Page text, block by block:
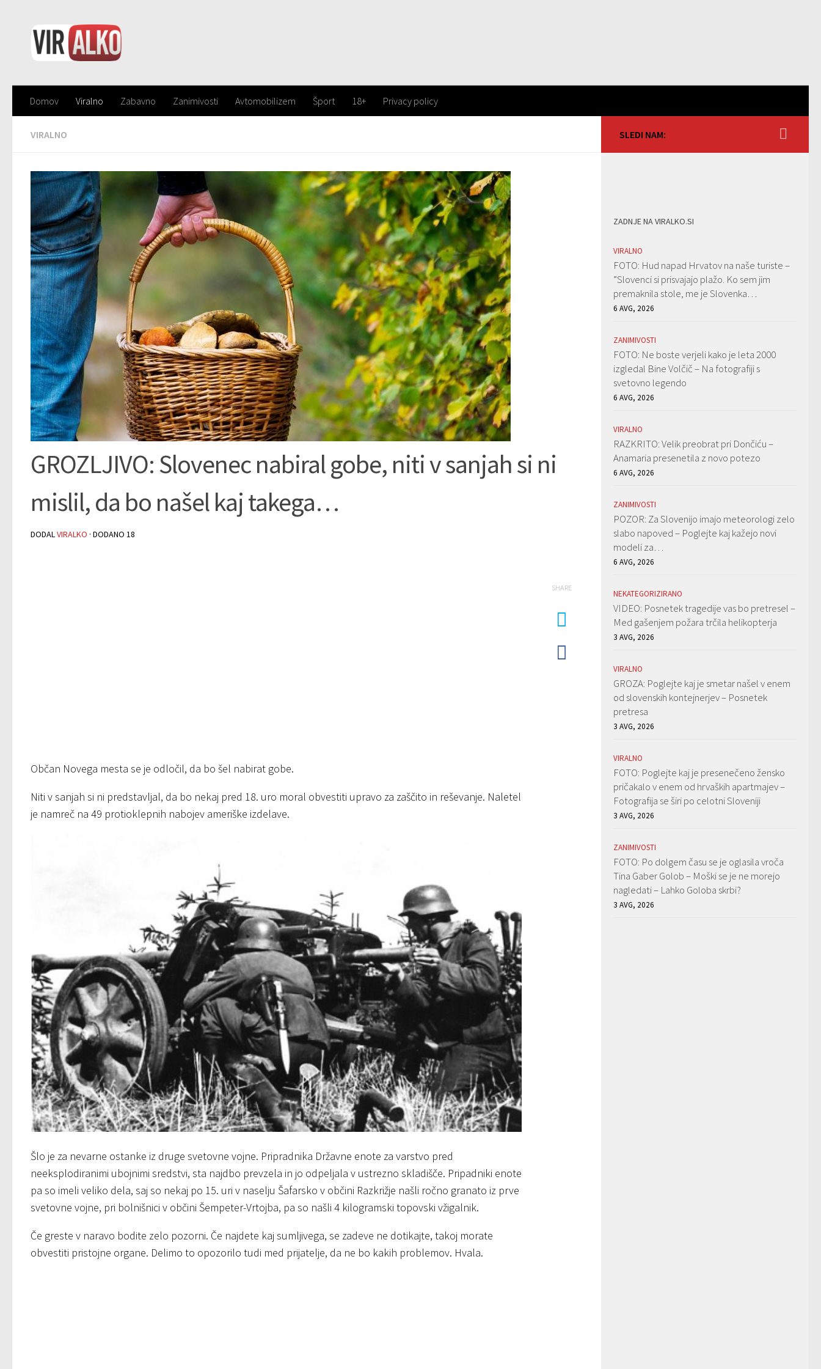
Domov Viralno Zabavno Zanimivosti Avtomobilizem Šport 18+ Privacy policy
VIRALNO
GROZLJIVO: Slovenec nabiral gobe, niti v sanjah si ni
mislil, da bo našel kaj takega…
DODALVIRALKO · DODANO 18
Občan Novega mesta se je odločil, da bo šel nabirat gobe.
Niti v sanjah si ni predstavljal, da bo nekaj pred 18. uro moral obvestiti upravo za zaščito in reševanje. Naletel
je namreč na 49 protioklepnih nabojev ameriške izdelave.
Šlo je za nevarne ostanke iz druge svetovne vojne. Pripradnika Državne enote za varstvo pred
neeksplodiranimi ubojnimi sredstvi, sta najdbo prevzela in jo odpeljala v ustrezno skladišče. Pripadniki enote
pa so imeli veliko dela, saj so nekaj po 15. uri v naselju Šafarsko v občini Razkrižje našli ročno granato iz prve
svetovne vojne, pri bolnišnici v občini Šempeter-Vrtojba, pa so našli 4 kilogramski topovski vžigalnik.
Če greste v naravo bodite zelo pozorni. Če najdete kaj sumljivega, se zadeve ne dotikajte, takoj morate
obvestiti pristojne organe. Delimo to opozorilo tudi med prijatelje, da ne bo kakih problemov. Hvala.
SHARE
SLEDI NAM:
ZADNJE NA VIRALKO.SI
VIRALNO
FOTO: Hud napad Hrvatov na naše turiste –
”Slovenci si prisvajajo plažo. Ko sem jim
premaknila stole, me je Slovenka…
6 AVG, 2026
ZANIMIVOSTI
FOTO: Ne boste verjeli kako je leta 2000
izgledal Bine Volčič – Na fotografiji s
svetovno legendo
6 AVG, 2026
VIRALNO
RAZKRITO: Velik preobrat pri Dončiću –
Anamaria presenetila z novo potezo
6 AVG, 2026
ZANIMIVOSTI
POZOR: Za Slovenijo imajo meteorologi zelo
slabo napoved – Poglejte kaj kažejo novi
modeli za…
6 AVG, 2026
NEKATEGORIZIRANO
VIDEO: Posnetek tragedije vas bo pretresel –
Med gašenjem požara trčila helikopterja
3 AVG, 2026
VIRALNO
GROZA: Poglejte kaj je smetar našel v enem
od slovenskih kontejnerjev – Posnetek
pretresa
3 AVG, 2026
VIRALNO
FOTO: Poglejte kaj je presenečeno žensko
pričakalo v enem od hrvaških apartmajev –
Fotografija se širi po celotni Sloveniji
3 AVG, 2026
ZANIMIVOSTI
FOTO: Po dolgem času se je oglasila vroča
Tina Gaber Golob – Moški se je ne morejo
nagledati – Lahko Goloba skrbi?
3 AVG, 2026